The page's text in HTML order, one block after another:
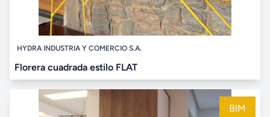
HYDRA INDUSTRIA Y COMERCIO S.A.
Florera cuadrada estilo FLAT
BIM